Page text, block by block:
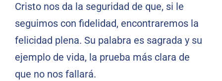
Cristo nos da la seguridad de que, si le
seguimos con fidelidad, encontraremos la
felicidad plena. Su palabra es sagrada y su
ejemplo de vida, la prueba más clara de
que no nos fallará.